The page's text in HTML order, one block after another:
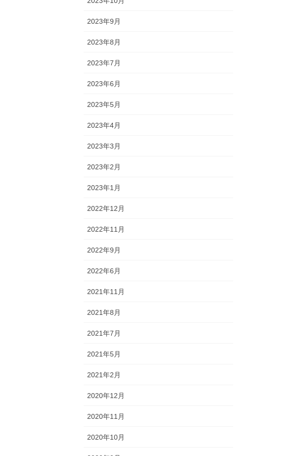
2023年9月
2023年8月
2023年7月
2023年6月
2023年5月
2023年4月
2023年3月
2023年2月
2023年1月
2022年12月
2022年11月
2022年9月
2022年6月
2021年11月
2021年8月
2021年7月
2021年5月
2021年2月
2020年12月
2020年11月
2020年10月